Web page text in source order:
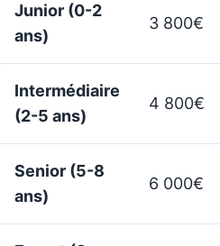
Junior (0-2
ans)
3 800€
Intermédiaire
(2-5 ans)
4 800€
Senior (5-8
ans)
6 000€